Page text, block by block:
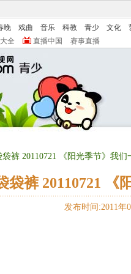
晚 戏曲 音乐 科教 青少 文化
全 直播中国 赛事直播
裤 20110721 《阳光季节》我们
袋裤 20110721 《
发布时间:2011年